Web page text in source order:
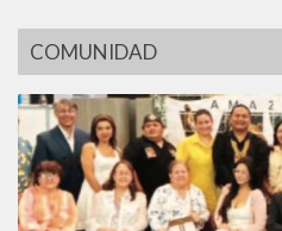
COMUNIDAD